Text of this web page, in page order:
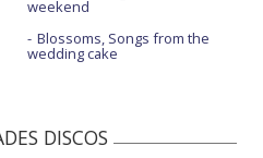
weekend
Blossoms, Songs from the
wedding cake
DISCOS